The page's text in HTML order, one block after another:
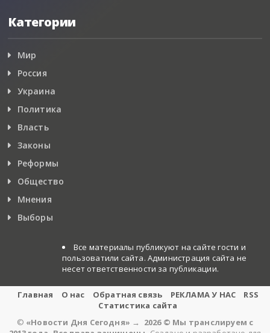
Категории
Мир
Россия
Украина
Политика
Власть
Законы
Реформы
Общество
Мнения
Выборы
Все материалы публикуют на сайте гости и
пользоватили сайта. Администрация сайта не
несет ответственности за публикации.
Главная О нас Обратная связь РЕКЛАМА У НАС
RSS
Статистика сайта
© «Новости Дня Сегодня» → 2026© Мы транслируем с